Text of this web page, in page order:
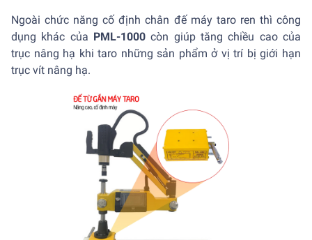
Ngoài chức năng cố định chân đế máy taro ren thì công
dụng khác của PML-1000 còn giúp tăng chiều cao của
trục nâng hạ khi taro những sản phẩm ở vị trí bị giới hạn
trục vít nâng hạ.